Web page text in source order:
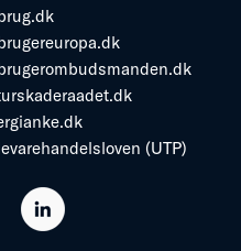
(UTP)